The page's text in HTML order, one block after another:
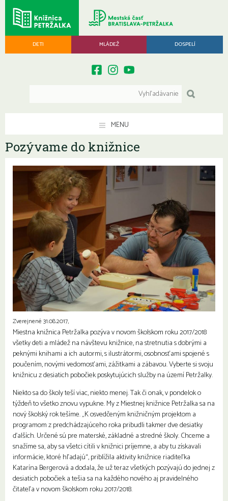
DETI MLÁDEŽ DOSPELÍ
MENU
Pozývame do knižnice
Zverejnené 31.08.2017,
Miestna knižnica Petržalka pozýva v novom školskom roku 2017/2018
všetky deti a mládež na návštevu knižnice, na stretnutia s dobrými a
peknými knihami a ich autormi, s ilustrátormi, osobnosťami spojené s
poučením, novými vedomosťami, zážitkami a zábavou. Vyberte si svoju
knižnicu z desiatich pobočiek poskytujúcich služby na území Petržalky.
Niekto sa do školy teší viac, niekto menej. Tak či onak, v pondelok o
týždeň to všetko znovu vypukne. My z Miestnej knižnice Petržalka sa na
nový školský rok tešíme. „K osvedčeným knižničným projektom a
programom z predchádzajúceho roka pribudli takmer dve desiatky
ďalších. Určené sú pre materské, základné a stredné školy. Chceme a
snažíme sa, aby sa všetci cítili v knižnici príjemne, a aby tu získavali
informácie, ktoré hľadajú“, priblížila aktivity knižnice riaditeľka
Katarína Bergerová a dodala, že už teraz všetkých pozývajú do jednej z
desiatich pobočiek a tešia sa na každého nového aj pravidelného
čitateľa v novom školskom roku 2017/2018.